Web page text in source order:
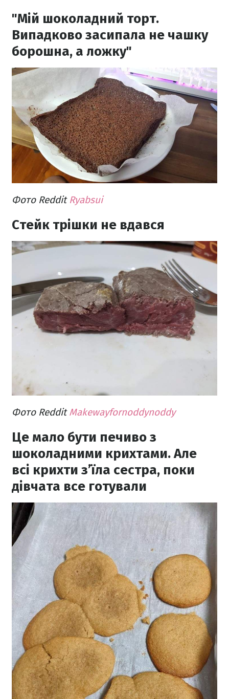
"Мій шоколадний торт.
Випадково засипала не чашку
борошна, а ложку"
Фото Reddit Ryabsui
Стейк трішки не вдався
Фото RedditMakewayfornoddynoddy
Це мало бути печиво з
шоколадними крихтами. Але
всі крихти з’їла сестра, поки
дівчата все готували